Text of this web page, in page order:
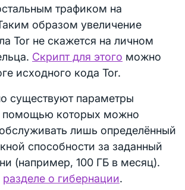
трафиком на
образом увеличение
Tor не скажется на личном
Скрипт для этого можно
исходного кода Tor.
существуют параметры
помощью которых можно
обслуживать лишь определённый
способности за заданный
(например, 100 ГБ в месяц).
разделе о гибернации.